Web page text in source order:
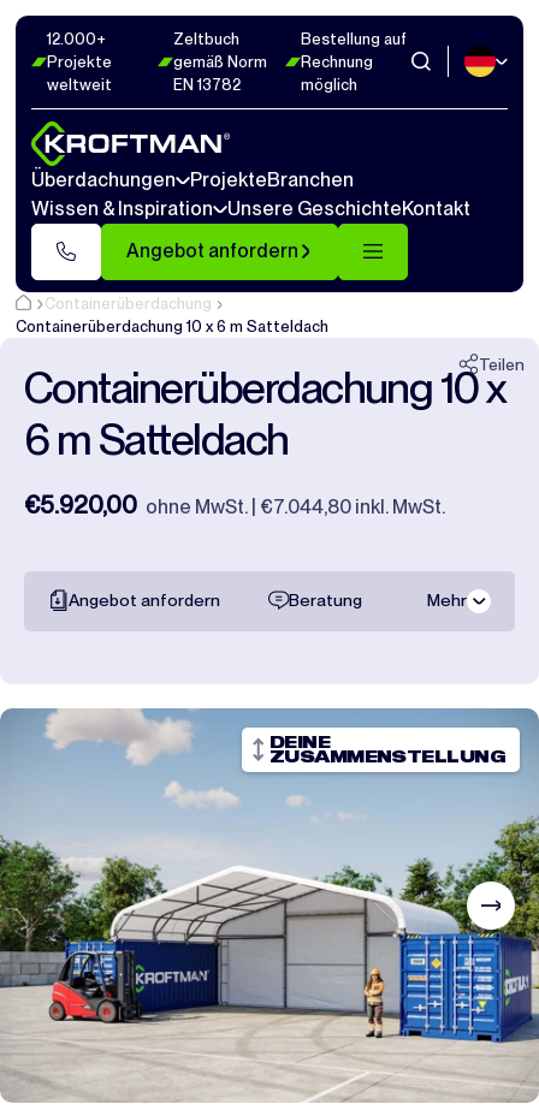
12.000+
Projekte
weltweit
Zeltbuch
gemäß Norm
EN 13782
Bestellung auf
Rechnung
möglich
Überdachungen ProjekteBranchen
Wissen & Inspiration
Unsere GeschichteKontakt
Angebot anfordern
Containerüberdachung
Containerüberdachung 10 x 6 m Satteldach
Teilen
Containerüberdachung 10 x
6 m Satteldach
€5.920,00 ohne MwSt. | €7.044,80 inkl. MwSt.
Angebot anfordern Beratung Mehr
Transportpreise
DEINE
ZUSAMMENSTELLUNG
Fotos Abmaße1 Videos
Schließen